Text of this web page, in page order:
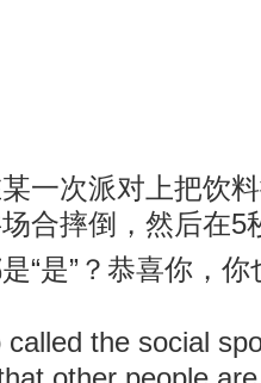
一次派对上把饮
合摔倒，然后在5
“是”？恭喜你，你
the social